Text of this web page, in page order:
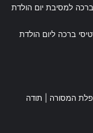
ברכה למסיבת יום הולדת
ברכה ליום הולדת
המסורה
תודה